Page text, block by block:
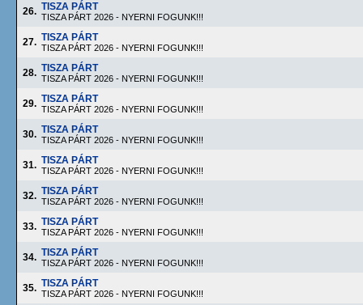
26. TISZA PÁRT
TISZA PÁRT 2026 - NYERNI FOGUNK!!!
27. TISZA PÁRT
TISZA PÁRT 2026 - NYERNI FOGUNK!!!
28. TISZA PÁRT
TISZA PÁRT 2026 - NYERNI FOGUNK!!!
29. TISZA PÁRT
TISZA PÁRT 2026 - NYERNI FOGUNK!!!
30. TISZA PÁRT
TISZA PÁRT 2026 - NYERNI FOGUNK!!!
31. TISZA PÁRT
TISZA PÁRT 2026 - NYERNI FOGUNK!!!
32. TISZA PÁRT
TISZA PÁRT 2026 - NYERNI FOGUNK!!!
33. TISZA PÁRT
TISZA PÁRT 2026 - NYERNI FOGUNK!!!
34. TISZA PÁRT
TISZA PÁRT 2026 - NYERNI FOGUNK!!!
35. TISZA PÁRT
TISZA PÁRT 2026 - NYERNI FOGUNK!!!